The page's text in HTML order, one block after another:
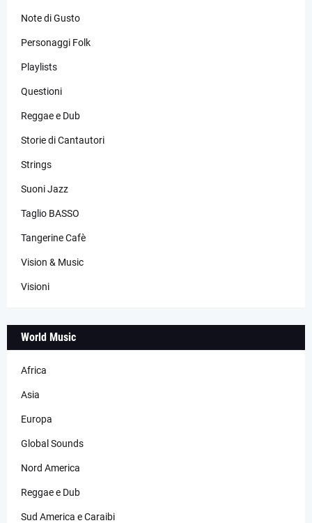
Note di Gusto
Personaggi Folk
Playlists
Questioni
Reggae e Dub
Storie di Cantautori
Strings
Suoni Jazz
Taglio BASSO
Tangerine Cafè
Vision & Music
Visioni
World Music
Africa
Asia
Europa
Global Sounds
Nord America
Reggae e Dub
Sud America e Caraibi